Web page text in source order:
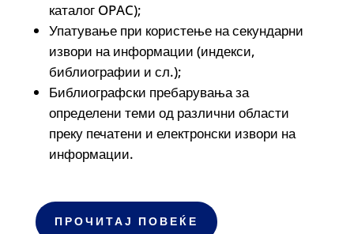
каталог OPAC);
Упатување при користење на секундарни
извори на информации (индекси,
библиографии и сл.);
Библиографски пребарувања за
определени теми од различни области
преку печатени и електронски извори на
информации.
ПРОЧИТАЈ ПОВЕЌЕ